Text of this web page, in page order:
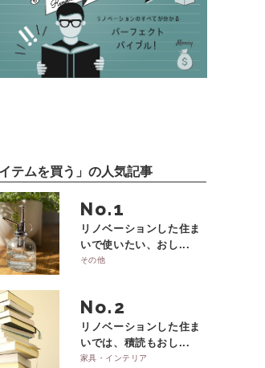
テムを買う 」の人気記事
No.
リノベーションした住ま
いで使いたい、おし...
その他
No.
リノベーションした住ま
いでは、積読もおし...
家具・インテリア